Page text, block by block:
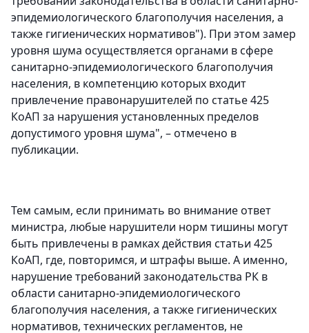
эпидемиологического благополучия населения, а
также гигиенических нормативов"). При этом замер
уровня шума осуществляется органами в сфере
санитарно-эпидемиологического благополучия
населения, в компетенцию которых входит
привлечение правонарушителей по статье 425
КоАП за нарушения установленных пределов
допустимого уровня шума", – отмечено в
публикации.
Тем самым, если принимать во внимание ответ
министра, любые нарушители норм тишины могут
быть привлечены в рамках действия статьи 425
КоАП, где, повторимся, и штрафы выше. А именно,
нарушение требований законодательства РК в
области санитарно-эпидемиологического
благополучия населения, а также гигиенических
нормативов, технических регламентов, не